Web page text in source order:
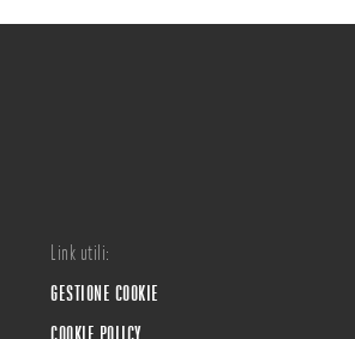
Link utili:
GESTIONE COOKIE
COOKIE POLICY